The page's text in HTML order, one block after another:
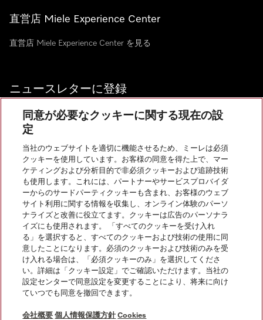
直営店 Miele Experience Center
直営店 Miele Experience Center を見る
ニュースレターに登録
お問い合わせ
会社概要
法的通知
個人情報保護方針
InstagramのMiele
YoutubeのMiele
同意が必要なクッキーに関する現在の設
定
当社のウェブサイトを適切に機能させるため、ミーレは必須
クッキーを使用しています。お客様の同意を得た上で、マー
ケティングおよび分析目的で非必須クッキーおよび追跡技術
も使用します。これには、パートナーやサービスプロバイダ
ーからのサードパーティクッキーも含まれ、お客様のウェブ
サイト利用に関する情報を収集し、オンライン体験のパーソ
ナライズと改善に役立てます。クッキーは広告のパーソナラ
イズにも使用されます。 「すべてのクッキーを受け入れ
る」を選択すると、すべてのクッキーおよび技術の使用に同
意したことになります。必須のクッキーおよび技術のみを受
け入れる場合は、「必須クッキーのみ」を選択してくださ
い。詳細は「クッキー設定」でご確認いただけます。当社の
設定センターで同意設定を変更することにより、将来に向け
ていつでも同意を撤回できます。
会社概要 個人情報保護方針 Cookies